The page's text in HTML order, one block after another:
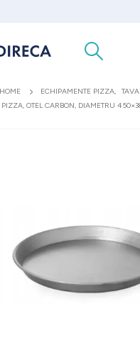
HOME ECHIPAMENTE PIZZA,
OTEL CARBON, DIAMETRU